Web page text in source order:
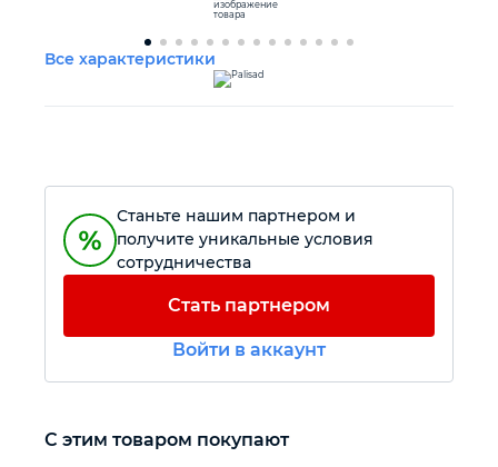
Столярный инструмент
Садовый инвентарь
Автомобильный инструмент
Крепежный инструмент
Прочий инструмент
Все характеристики
Станьте нашим партнером и
получите уникальные условия
сотрудничества
Стать партнером
Войти в аккаунт
С этим товаром покупают